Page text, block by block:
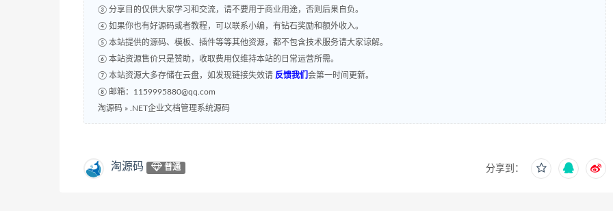
③ 分享目的仅供大家学习和交流，请不要用于商业用途，否则后果自负。
④ 如果你也有好源码或者教程，可以联系小编，有钻石奖励和额外收入。
⑤ 本站提供的源码、模板、插件等等其他资源，都不包含技术服务请大家谅解。
⑥ 本站资源售价只是赞助，收取费用仅维持本站的日常运营所需。
⑦ 本站资源大多存储在云盘，如发现链接失效请 反馈我们 会第一时间更新。
⑧ 邮箱：1159995880@qq.com
淘源码 » .NET企业文档管理系统源码
淘源码 普通 分享到：